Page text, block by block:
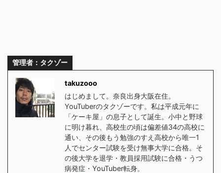
管理者：タクゾー
takuzooo
はじめまして。奈良出身大阪在住。
YouTuberのタクゾーです。私は平成元年に
「ケーキ屋」の息子として誕生。小中と野球
に明け暮れ、高校生の頃は偏差値34の高校に
通い、その後もう勉強のすえ高校から唯一1
人でセンター試験を受け無事大学に合格。そ
の後大学を退学・教員採用試験に合格・うつ
病発症・YouTuber転身。